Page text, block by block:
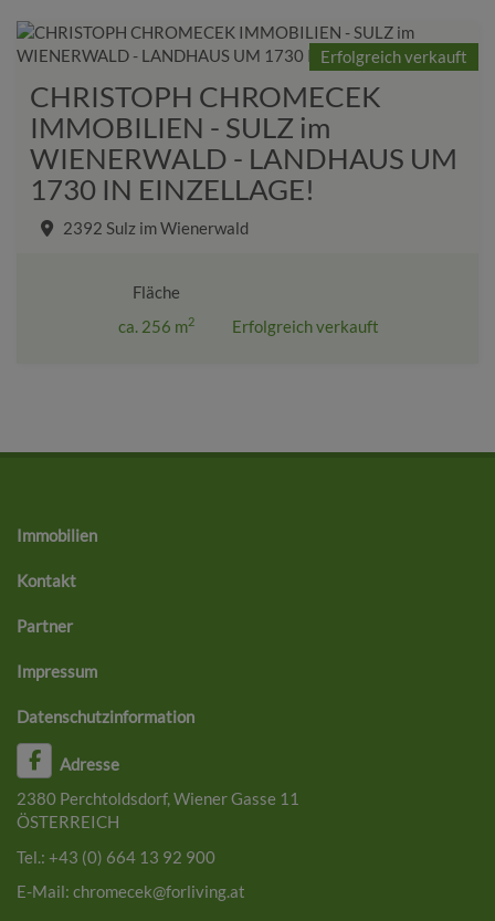
Erfolgreich verkauft
CHRISTOPH CHROMECEK
IMMOBILIEN - SULZ im
WIENERWALD - LANDHAUS UM
1730 IN EINZELLAGE!
2392 Sulz im Wienerwald
Fläche
ca. 256 m2 Erfolgreich verkauft
Immobilien
Kontakt
Partner
Impressum
Datenschutzinformation
Adresse
2380 Perchtoldsdorf, Wiener Gasse 11
ÖSTERREICH
Tel.: +43 (0) 664 13 92 900
E-Mail: chromecek@forliving.at